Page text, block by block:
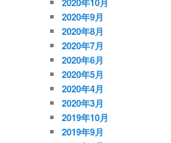
2020年9月
2020年8月
2020年7月
2020年6月
2020年5月
2020年4月
2020年3月
2019年10月
2019年9月